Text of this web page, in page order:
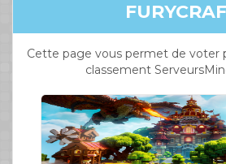
Cette page vous permet de voter
classement